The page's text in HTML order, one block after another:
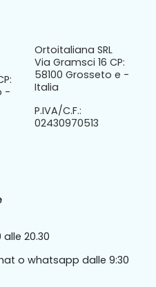
Ortoitaliana SRL
Via Gramsci 16 CP:
58100 Grosseto e -
Italia
P.IVA/C.F.:
02430970513
20.30
o whatsapp dalle 9:30